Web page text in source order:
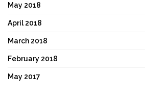
May 2018
April 2018
March 2018
February 2018
May 2017